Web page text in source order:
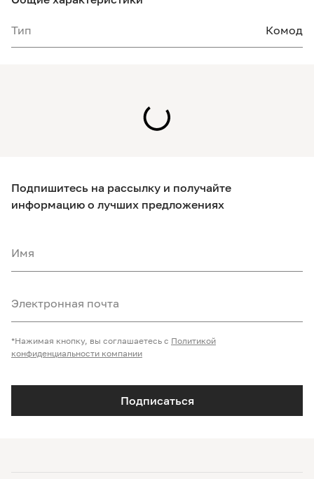
Тип Комод
Подпишитесь на рассылку и получайте
информацию о лучших предложениях
Имя
Электронная почта
Подписаться
*Нажимая кнопку, вы соглашаетесь с Политикой
конфиденциальности компании